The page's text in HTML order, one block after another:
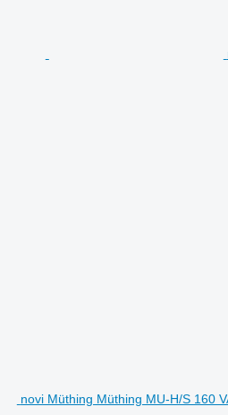
novi Müthing Müthing MU-H/S 160